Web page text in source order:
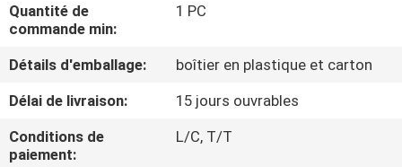
VISITE
CONTRÔLE
Quantité de
commande min:
1 PC
Détails d'emballage:
boîtier en plastique et carton
Délai de livraison:
15 jours ouvrables
Conditions de
paiement:
L/C, T/T